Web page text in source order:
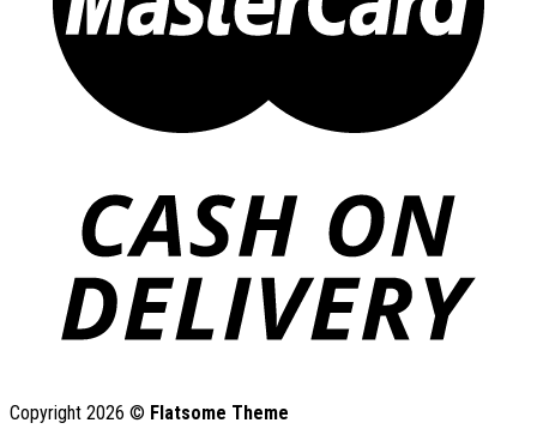
Copyright 2026 © Flatsome Theme